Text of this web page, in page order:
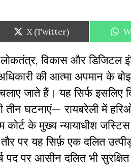
Share
on
X (Twitter)
विकास और डिजिटल
की आत्मा अपमान के
जाते हैं। यह सिर्फ इसलिए
घटनाएं— रायबरेली में
के मुख्य न्यायाधीश
पर यह सिर्फ़ एक दलित
पर आसीन दलित भी